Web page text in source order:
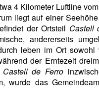
4 Kilometer Luftline
liegt auf einer
der Ortsteil Castell
andererseits
leben im Ort sowohl
der Erntezeit
Castell de Ferro
wurde das